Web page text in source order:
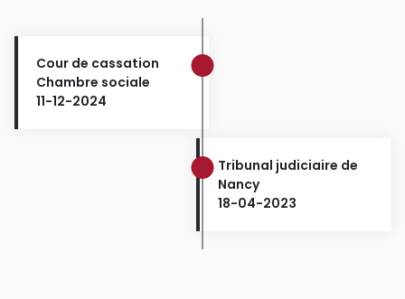
Cour de cassation
Chambre sociale
11-12-2024
Tribunal judiciaire de
Nancy
18-04-2023